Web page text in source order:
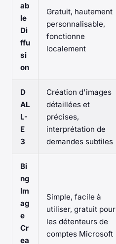
ab
le
Di
ffu
si
on
Gratuit, hautement
personnalisable,
fonctionne
localement
D
AL
L-
E
3
Création d'images
détaillées et
précises,
interprétation de
demandes subtiles
Bi
ng
Im
ag
e
Cr
ea
Simple, facile à
utiliser, gratuit pour
les détenteurs de
comptes Microsoft